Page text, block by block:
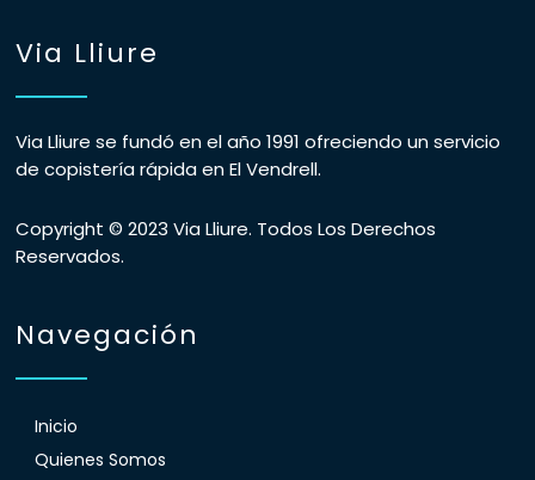
Via Lliure
Via Lliure se fundó en el año 1991 ofreciendo un servicio
de copistería rápida en El Vendrell.
Copyright © 2023 Via Lliure. Todos Los Derechos
Reservados.
Navegación
Inicio
Quienes Somos